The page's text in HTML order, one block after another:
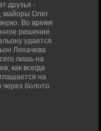
друзья -
майоры Олег
Во время
решение
удается
Лихачева
лишь на
как всегда
на
через болото.